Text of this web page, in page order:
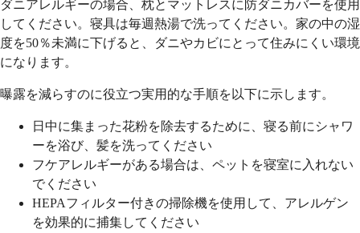
ダニアレルギーの場合、枕とマットレスに防ダニカバーを使用
してください。寝具は毎週熱湯で洗ってください。家の中の湿
度を50％未満に下げると、ダニやカビにとって住みにくい環境
になります。
曝露を減らすのに役立つ実用的な手順を以下に示します。
日中に集まった花粉を除去するために、寝る前にシャワ
ーを浴び、髪を洗ってください
フケアレルギーがある場合は、ペットを寝室に入れない
でください
HEPAフィルター付きの掃除機を使用して、アレルゲン
を効果的に捕集してください